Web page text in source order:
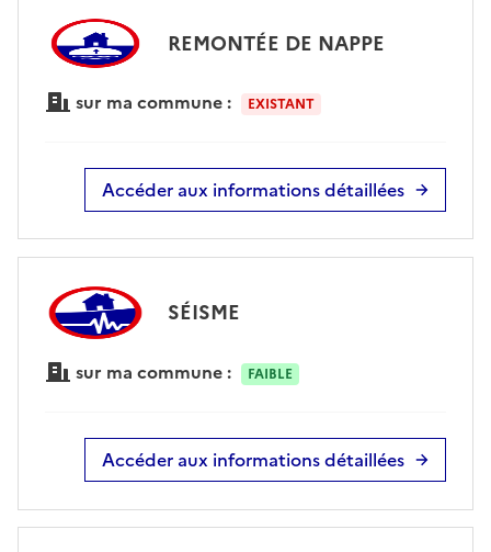
REMONTÉE DE NAPPE
sur ma commune : EXISTANT
Accéder aux informations détaillées
SÉISME
sur ma commune : FAIBLE
Accéder aux informations détaillées